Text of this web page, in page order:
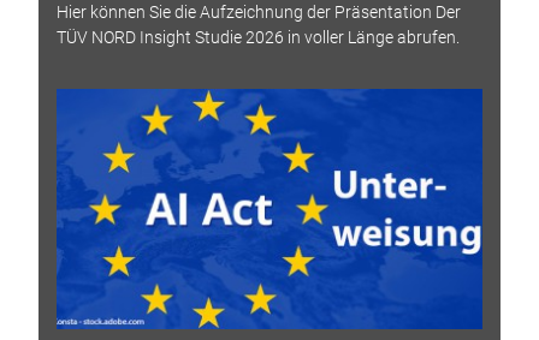
Hier können Sie die Aufzeichnung der Präsentation Der
TÜV NORD Insight Studie 2026 in voller Länge abrufen.